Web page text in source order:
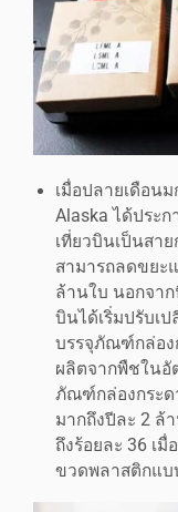
เมื่อปลายเดือน
Alaska ได้ประ
เที่ยวบินเป็นสา
สามารถลดขยะ
ล้านใบ นอกจา
บินได้เริ่มปรับเ
บรรจุภัณฑ์กล่อง
ผลิตจากพืชในอั
ภัณฑ์กล่องกระด
มากถึงปีละ 2 ล้
ถึงร้อยละ 36 เ
ขวดพลาสติกแบ